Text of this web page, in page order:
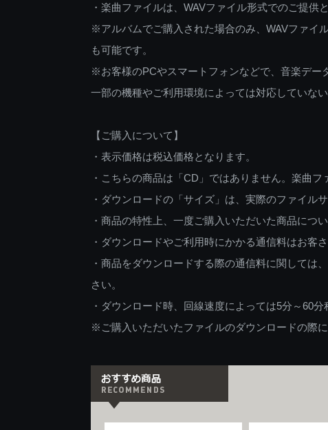
・楽曲ファイルは、WAVファイル形式でのご提供
※アルバムでご購入された場合のみ、WAVファイ
も可能です。
※お客様のPCやスマートフォンなどで、音楽デー
一部の機種やご利用環境によっては対応していない
【ご購入について】
・表示価格は税込価格となります。
・こちらの商品は「CD」ではありません。楽曲
・ダウンロードの「サイズ」は、実際のファイル
・商品の特性上、一度ご購入いただいた商品につ
・ダウンロードやご利用時にかかる通信料はお客
・商品をダウンロードする際の通信料に関しては
さい。
・ダウンロード時、回線速度によっては5分～60
※ご購入いただいたファイルのダウンロードの際